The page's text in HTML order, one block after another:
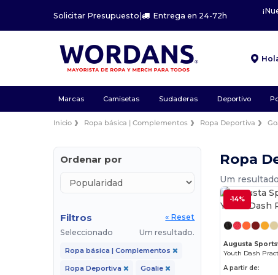
Solicitar Presupuesto| Entrega en 24-72h
Marcas Camisetas Sudaderas Deportivo
Inicio Ropa básica | Complementos Ropa Deportiva
Ordenar por
Filtros
« Reset
Seleccionado
Um resultado.
Ropa básica | Complementos
Ropa Deportiva Goalie
Ropa
Um
-14%
Augusta
Youth Dash
A partir de: